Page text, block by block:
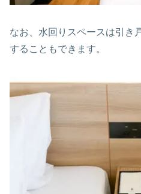
なお、水回りスペースは引き
することもできます。